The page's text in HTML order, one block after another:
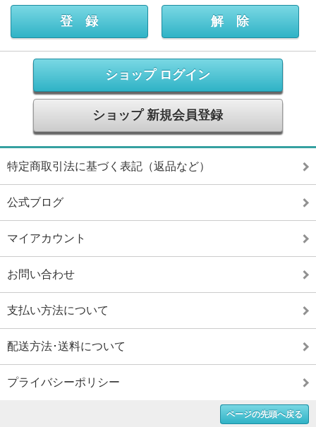
ショップ ログイン
ショップ 新規会員登録
特定商取引法に基づく表記（返品など）
公式ブログ
マイアカウント
お問い合わせ
支払い方法について
配送方法･送料について
プライバシーポリシー
ページの先頭へ戻る